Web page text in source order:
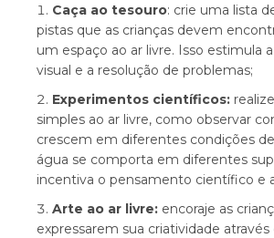
Caça ao tesouro: crie uma lista
pistas que as crianças devem
um espaço ao ar livre. Isso estimula
visual e a resolução de problemas;
Experimentos científicos:
simples ao ar livre, como observar
crescem em diferentes condições
água se comporta em diferentes
incentiva o pensamento científico e
Arte ao ar livre: encoraje as
expressarem sua criatividade através